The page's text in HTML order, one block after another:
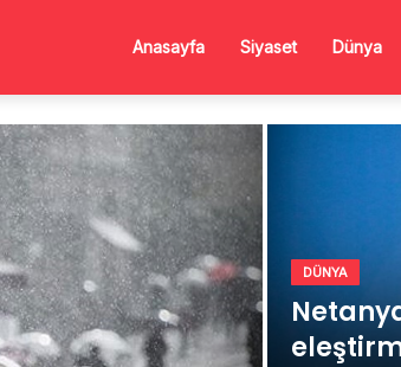
Anasayfa Siyaset Dünya
DÜNYA